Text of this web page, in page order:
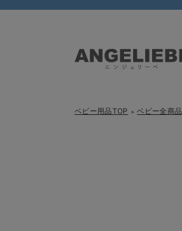
ベビー用品TOP ＞ ベビー全商品